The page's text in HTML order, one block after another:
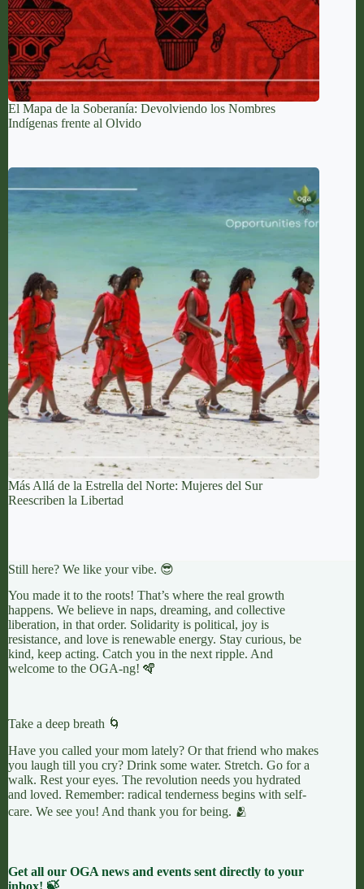
El Mapa de la Soberanía: Devolviendo los Nombres
Indígenas frente al Olvido
Más Allá de la Estrella del Norte: Mujeres del Sur
Reescriben la Libertad
Still here? We like your vibe. 😎
You made it to the roots! That’s where the real growth
happens. We believe in naps, dreaming, and collective
liberation, in that order. Solidarity is political, joy is
resistance, and love is renewable energy. Stay curious, be
kind, keep acting. Catch you in the next ripple. And
welcome to the OGA-ng! 🪇
Take a deep breath 🌀
Have you called your mom lately? Or that friend who makes
you laugh till you cry? Drink some water. Stretch. Go for a
walk. Rest your eyes. The revolution needs you hydrated
and loved. Remember: radical tenderness begins with self-
care. We see you! And thank you for being. 🫂
Get all our OGA news and events sent directly to your